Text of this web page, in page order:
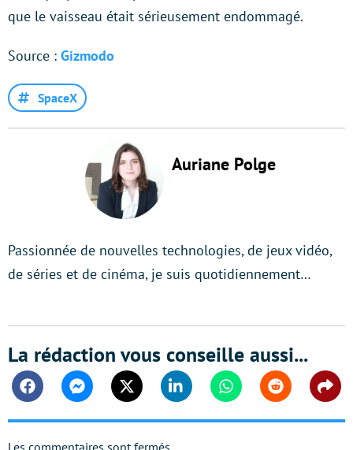
que le vaisseau était sérieusement endommagé.
Source : Gizmodo
SpaceX
Auriane Polge
Passionnée de nouvelles technologies, de jeux vidéo,
de séries et de cinéma, je suis quotidiennement…
La rédaction vous conseille aussi...
FacebookMessengerTwitter Linkedin WhatsappReddit
Les commentaires sont fermés.